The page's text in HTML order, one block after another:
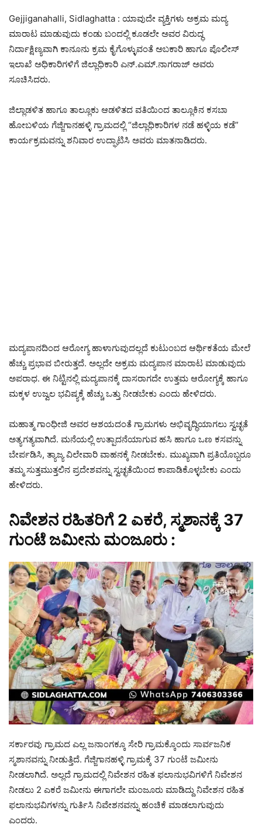
Gejjiganahalli, Sidlaghatta : ಯಾವುದೇ ವ್ಯಕ್ತಿಗಳು ಅಕ್ರಮ ಮದ್ಯ
ಮಾರಾಟ ಮಾಡುವುದು ಕಂಡು ಬಂದಲ್ಲಿ ಕೂಡಲೇ ಅವರ ವಿರುದ್ಧ
ನಿರ್ದಾಕ್ಷಿಣ್ಯವಾಗಿ ಕಾನೂನು ಕ್ರಮ ಕೈಗೊಳ್ಳುವಂತೆ ಅಬಕಾರಿ ಹಾಗೂ ಪೊಲೀಸ್
ಇಲಾಖೆ ಅಧಿಕಾರಿಗಳಿಗೆ ಜಿಲ್ಲಾಧಿಕಾರಿ ಎನ್.ಎಮ್.ನಾಗರಾಜ್ ಅವರು
ಸೂಚಿಸಿದರು.
ಜಿಲ್ಲಾಡಳಿತ ಹಾಗೂ ತಾಲ್ಲೂಕು ಆಡಳಿತದ ವತಿಯಿಂದ ತಾಲ್ಲೂಕಿನ ಕಸಬಾ
ಹೋಬಳಿಯ ಗೆಜ್ಜಿಗಾನಹಳ್ಳಿ ಗ್ರಾಮದಲ್ಲಿ “ಜಿಲ್ಲಾಧಿಕಾರಿಗಳ ನಡೆ ಹಳ್ಳಿಯ ಕಡೆ”
ಕಾರ್ಯಕ್ರಮವನ್ನು ಶನಿವಾರ ಉದ್ಘಾಟಿಸಿ ಅವರು ಮಾತನಾಡಿದರು.
ಮದ್ಯಪಾನದಿಂದ ಆರೋಗ್ಯ ಹಾಳಾಗುವುದಲ್ಲದೆ ಕುಟುಂಬದ ಆರ್ಥಿಕತೆಯ ಮೇಲೆ
ಹೆಚ್ಚು ಪ್ರಭಾವ ಬೀರುತ್ತದೆ. ಅಲ್ಲದೇ ಅಕ್ರಮ ಮದ್ಯಪಾನ ಮಾರಾಟ ಮಾಡುವುದು
ಅಪರಾಧ. ಈ ನಿಟ್ಟಿನಲ್ಲಿ ಮದ್ಯಪಾನಕ್ಕೆ ದಾಸರಾಗದೇ ಉತ್ತಮ ಆರೋಗ್ಯಕ್ಕೆ ಹಾಗೂ
ಮಕ್ಕಳ ಉಜ್ವಲ ಭವಿಷ್ಯಕ್ಕೆ ಹೆಚ್ಚು ಒತ್ತು ನೀಡಬೇಕು ಎಂದು ಹೇಳಿದರು.
ಮಹಾತ್ಮ ಗಾಂಧೀಜಿ ಅವರ ಆಶಯದಂತೆ ಗ್ರಾಮಗಳು ಅಭಿವೃದ್ಧಿಯಾಗಲು ಸ್ವಚ್ಛತೆ
ಅತ್ಯಗತ್ಯವಾಗಿದೆ. ಮನೆಯಲ್ಲಿ ಉತ್ಪಾದನೆಯಾಗುವ‌ ಹಸಿ ಹಾಗೂ ಒಣ ಕಸವನ್ನು
ಬೇರ್ಪಡಿಸಿ, ತ್ಯಾಜ್ಯ ವಿಲೇವಾರಿ ವಾಹನಕ್ಕೆ ನೀಡಬೇಕು. ಮುಖ್ಯವಾಗಿ ಪ್ರತಿಯೊಬ್ಬರೂ
ತಮ್ಮ ಸುತ್ತಮುತ್ತಲಿನ ಪ್ರದೇಶವನ್ನು ಸ್ವಚ್ಛತೆಯಿಂದ ಕಾಪಾಡಿಕೊಳ್ಳಬೇಕು ಎಂದು
ಹೇಳಿದರು.
ನಿವೇಶನ ರಹಿತರಿಗೆ 2 ಎಕರೆ, ಸ್ಮಶಾನಕ್ಕೆ 37
ಗುಂಟೆ ಜಮೀನು ಮಂಜೂರು :
ಸರ್ಕಾರವು ಗ್ರಾಮದ ಎಲ್ಲ ಜನಾಂಗಕ್ಕೂ ಸೇರಿ ಗ್ರಾಮಕ್ಕೊಂದು ಸಾರ್ವಜನಿಕ
ಸ್ಮಶಾನವನ್ನು ನೀಡುತ್ತಿದೆ. ಗೆಜ್ಜಿಗಾನಹಳ್ಳಿ ಗ್ರಾಮಕ್ಕೆ 37 ಗುಂಟೆ ಜಮೀನು‌
ನೀಡಲಾಗಿದೆ. ಅಲ್ಲದೆ ಗ್ರಾಮದಲ್ಲಿ ನಿವೇಶನ ರಹಿತ ಫಲಾನುಭವಿಗಳಿಗೆ ನಿವೇಶನ
ನೀಡಲು 2 ಎಕರೆ ಜಮೀನು ಈಗಾಗಲೇ ಮಂಜೂರು ಮಾಡಿದ್ದು ನಿವೇಶನ ರಹಿತ
ಫಲಾನುಭವಿಗಳನ್ನು ಗುರ್ತಿಸಿ ನಿವೇಶನವನ್ನು ಹಂಚಿಕೆ ಮಾಡಲಾಗುವುದು
ಎಂದರು.